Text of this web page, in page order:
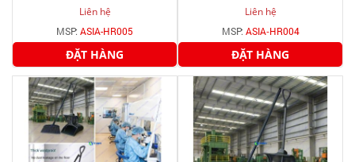
Liên hệ
MSP: ASIA-HR005
ĐẶT HÀNG
Liên hệ
MSP: ASIA‑HR004
ĐẶT HÀNG